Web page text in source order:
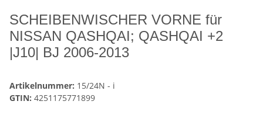
SCHEIBENWISCHER VORNE für
NISSAN QASHQAI; QASHQAI +2
|J10| BJ 2006-2013
Artikelnummer: 15/24N - i
GTIN: 4251175771899